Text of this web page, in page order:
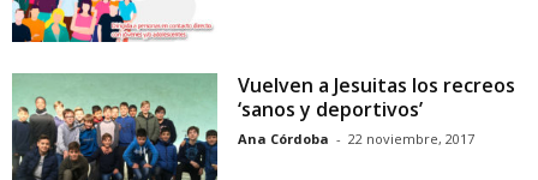
Vuelven a Jesuitas los recreos
‘sanos y deportivos’
Ana Córdoba - 22 noviembre, 2017